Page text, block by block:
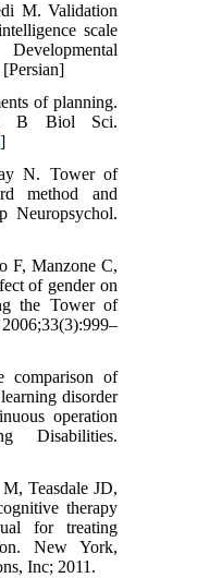
M. Validation
scale
[Persian]
of planning.
B Biol Sci.
N. Tower of
method and
Neuropsychol.
F, Manzone C,
of gender on
the Tower of
comparison of
disorder
operation
Disabilities.
M, Teasdale JD,
therapy
for treating
New York,
Inc; 2011.